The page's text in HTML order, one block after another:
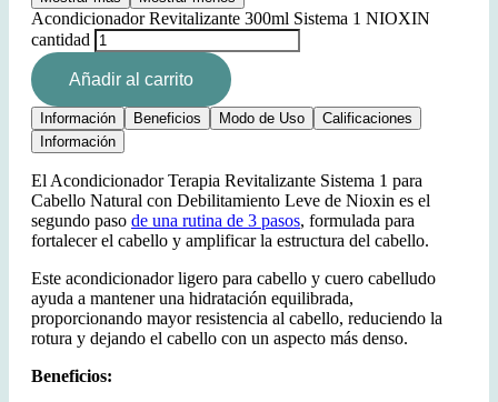
Acondicionador Revitalizante 300ml Sistema 1 NIOXIN
cantidad
Añadir al carrito
Información Beneficios Modo de Uso
Calificaciones
Información
El Acondicionador Terapia Revitalizante Sistema 1 para
Cabello Natural con Debilitamiento Leve de Nioxin es el
segundo paso de una rutina de 3 pasos, formulada para
fortalecer el cabello y amplificar la estructura del cabello.
Este acondicionador ligero para cabello y cuero cabelludo
ayuda a mantener una hidratación equilibrada,
proporcionando mayor resistencia al cabello, reduciendo la
rotura y dejando el cabello con un aspecto más denso.
Beneficios: